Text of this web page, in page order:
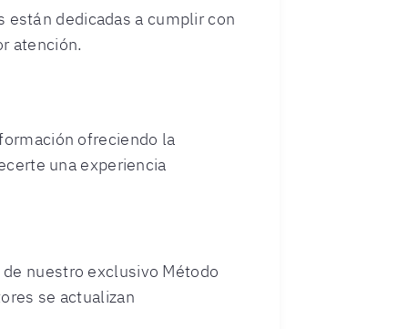
dedicadas a cumplir con
atención.
ofreciendo la
una experiencia
nuestro exclusivo Método
se actualizan